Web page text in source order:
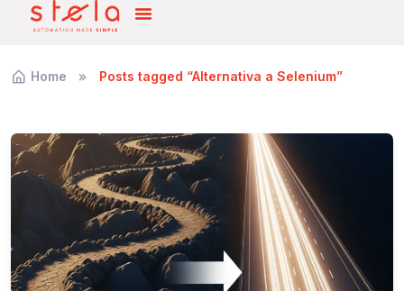
Home Posts tagged “Alternativa a Selenium”